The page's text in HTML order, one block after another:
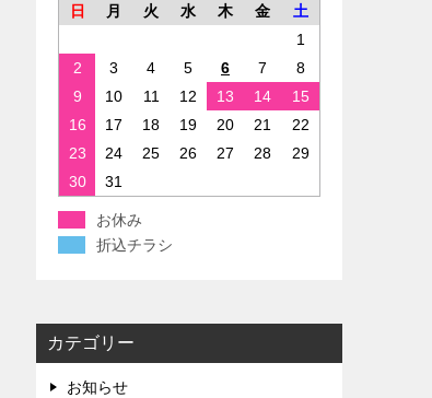
日
月 火 水 木 金
土
1
2
3 4 5 6 7
8
9
10 11 12 13 14
15
16
17 18 19 20 21
22
23
24 25 26 27 28
29
30
31
お休み
折込チラシ
カテゴリー
お知らせ